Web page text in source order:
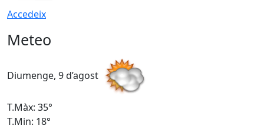
Accedeix
Meteo
Diumenge, 9 d’agost
T.Màx: 35°
T.Min: 18°